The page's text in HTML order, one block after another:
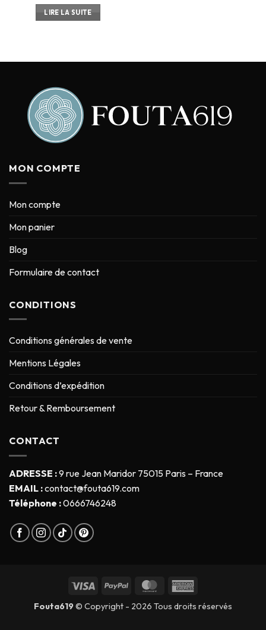
LIRE LA SUITE
MON COMPTE
Mon compte
Mon panier
Blog
Formulaire de contact
CONDITIONS
Conditions générales de vente
Mentions Légales
Conditions d’expédition
Retour & Remboursement
CONTACT
ADRESSE :9 rue Jean Maridor 75015 Paris – France
EMAIL :contact@fouta619.com
Téléphone :0666746248
Fouta619© Copyright - 2026 Tous droits réservés